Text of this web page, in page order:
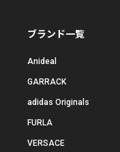
ブランド一覧
Anideal
GARRACK
adidas Originals
FURLA
VERSACE